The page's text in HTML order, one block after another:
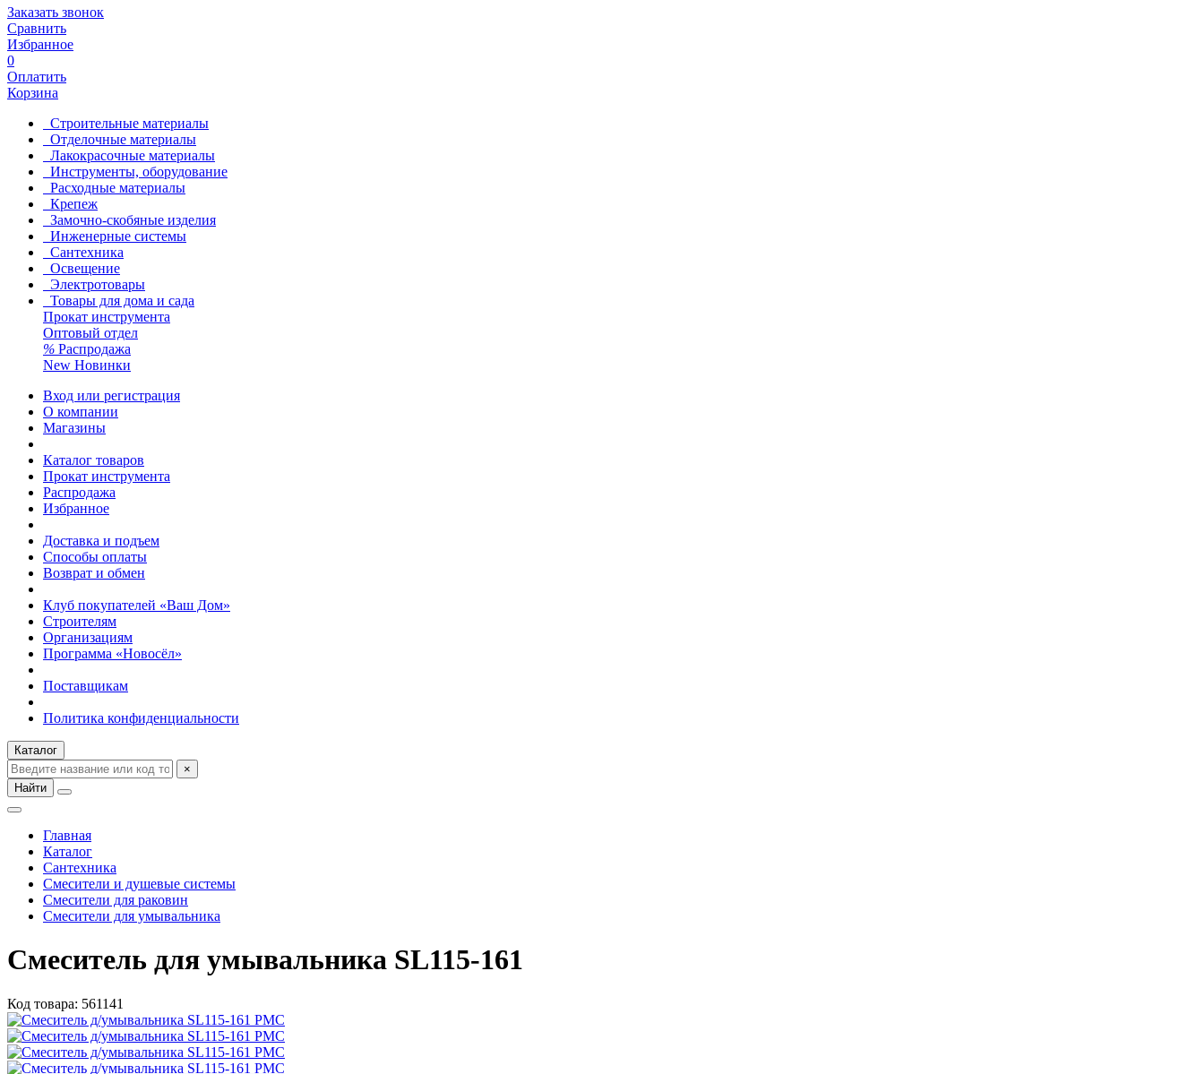
Заказать звонок
Сравнить
Избранное
0
Оплатить
Корзина
Строительные материалы
Отделочные материалы
Лакокрасочные материалы
Инструменты, оборудование
Расходные материалы
Крепеж
Замочно-скобяные изделия
Инженерные системы
Сантехника
Освещение
Электротовары
Товары для дома и сада
Прокат инструмента
Оптовый отдел
% Распродажа
New Новинки
Вход или регистрация
О компании
Магазины
Каталог товаров
Прокат инструмента
Распродажа
Избранное
Доставка и подъем
Способы оплаты
Возврат и обмен
Клуб покупателей «Ваш Дом»
Строителям
Организациям
Программа «Новосёл»
Поставщикам
Политика конфиденциальности
Каталог
×
Найти
Главная
Каталог
Сантехника
Смесители и душевые системы
Смесители для раковин
Смесители для умывальника
Смеситель для умывальника SL115-161
Код товара: 561141